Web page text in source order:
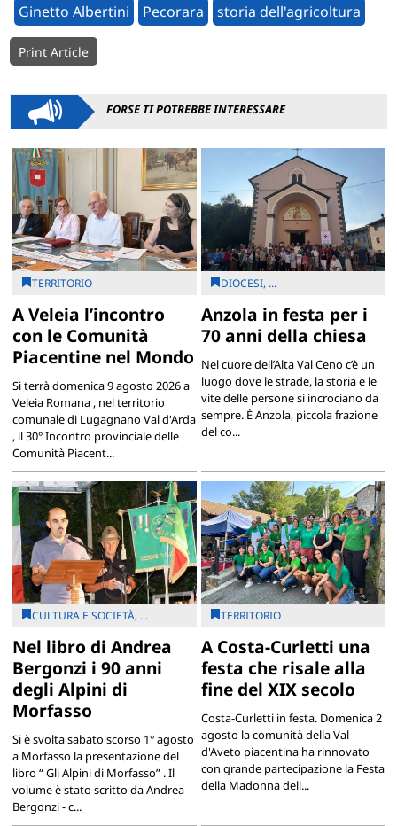
Ginetto Albertini
Pecorara storia dell'agricoltura
Print Article
FORSE TI POTREBBE INTERESSARE
TERRITORIO
A Veleia l’incontro
con le Comunità
Piacentine nel Mondo
Si terrà domenica 9 agosto 2026 a
Veleia Romana , nel territorio
comunale di Lugagnano Val d'Arda
, il 30° Incontro provinciale delle
Comunità Piacent...
DIOCESI, ...
Anzola in festa per i
70 anni della chiesa
Nel cuore dell’Alta Val Ceno c’è un
luogo dove le strade, la storia e le
vite delle persone si incrociano da
sempre. È Anzola, piccola frazione
del co...
CULTURA E SOCIETÀ, ...
Nel libro di Andrea
Bergonzi i 90 anni
degli Alpini di
Morfasso
Si è svolta sabato scorso 1° agosto
a Morfasso la presentazione del
libro “ Gli Alpini di Morfasso” . Il
volume è stato scritto da Andrea
Bergonzi - c...
TERRITORIO
A Costa-Curletti una
festa che risale alla
fine del XIX secolo
Costa-Curletti in festa. Domenica 2
agosto la comunità della Val
d'Aveto piacentina ha rinnovato
con grande partecipazione la Festa
della Madonna dell...